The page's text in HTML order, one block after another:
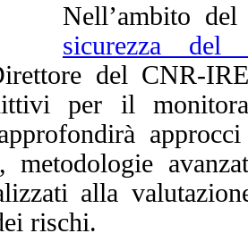
Nell’ambito
sicurezza
del CNR-
per il
metodologie
alla
rischi.